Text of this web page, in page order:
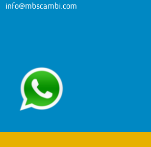
info@mbscambi.com